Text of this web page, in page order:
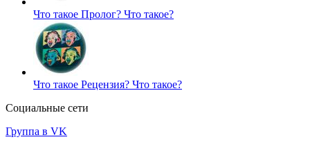
Что такое Пролог? Что такое?
Что такое Рецензия? Что такое?
Социальные сети
Группа в VK